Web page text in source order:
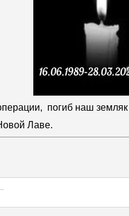
погиб наш
Лаве.